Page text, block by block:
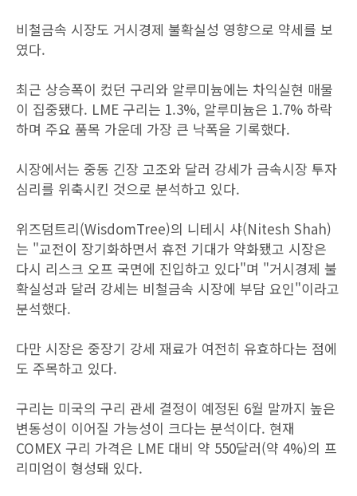
비철금속 시장도 거시경제 불확실성 영향으로 약세를 보
였다.
최근 상승폭이 컸던 구리와 알루미늄에는 차익실현 매물
이 집중됐다. LME 구리는 1.3%, 알루미늄은 1.7% 하락
하며 주요 품목 가운데 가장 큰 낙폭을 기록했다.
시장에서는 중동 긴장 고조와 달러 강세가 금속시장 투자
심리를 위축시킨 것으로 분석하고 있다.
위즈덤트리(WisdomTree)의 니테시 샤(Nitesh Shah)
는 "교전이 장기화하면서 휴전 기대가 약화됐고 시장은
다시 리스크 오프 국면에 진입하고 있다"며 "거시경제 불
확실성과 달러 강세는 비철금속 시장에 부담 요인"이라고
분석했다.
다만 시장은 중장기 강세 재료가 여전히 유효하다는 점에
도 주목하고 있다.
구리는 미국의 구리 관세 결정이 예정된 6월 말까지 높은
변동성이 이어질 가능성이 크다는 분석이다. 현재
COMEX 구리 가격은 LME 대비 약 550달러(약 4%)의 프
리미엄이 형성돼 있다.